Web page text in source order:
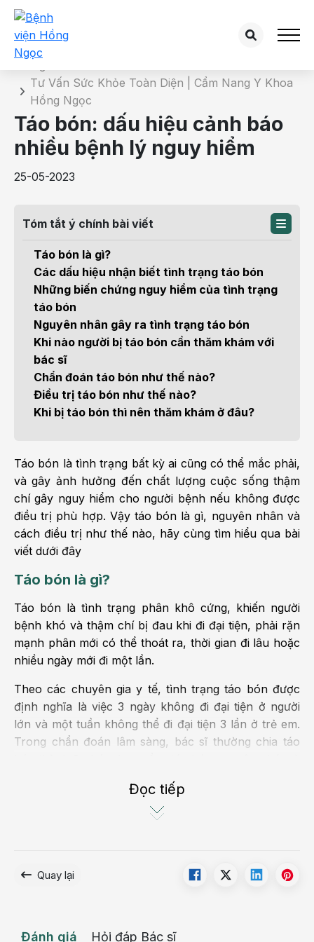
Chi tiết bài tư vấn
Tư Vấn Sức Khỏe Toàn Diện | Cẩm Nang Y Khoa
Hồng Ngọc
Táo bón: dấu hiệu cảnh báo
nhiều bệnh lý nguy hiểm
25-05-2023
Tóm tắt ý chính bài viết
Táo bón là gì?
Các dấu hiệu nhận biết tình trạng táo bón
Những biến chứng nguy hiểm của tình trạng
táo bón
Nguyên nhân gây ra tình trạng táo bón
Khi nào người bị táo bón cần thăm khám với
bác sĩ
Chẩn đoán táo bón như thế nào?
Điều trị táo bón như thế nào?
Khi bị táo bón thì nên thăm khám ở đâu?
Táo bón là tình trạng bất kỳ ai cũng có thể mắc phải,
và gây ảnh hưởng đến chất lượng cuộc sống thậm
chí gây nguy hiểm cho người bệnh nếu không được
điều trị phù hợp. Vậy táo bón là gì, nguyên nhân và
cách điều trị như thế nào, hãy cùng tìm hiểu qua bài
viết dưới đây
Táo bón là gì?
Táo bón là tình trạng phân khô cứng, khiến người
bệnh khó và thậm chí bị đau khi đi đại tiện, phải rặn
mạnh phân mới có thể thoát ra, thời gian đi lâu hoặc
nhiều ngày mới đi một lần.
Theo các chuyên gia y tế, tình trạng táo bón được
định nghĩa là việc 3 ngày không đi đại tiện ở người
lớn và một tuần không thể đi đại tiện 3 lần ở trẻ em.
Trong chẩn đoán lâm sàng, bác sĩ thường chia táo
Tình trạng táo bón thường không nghiêm trọng và
có thể tự khỏi sau một thời gian ngắn khi thay đổi
hoặc bị táo bón kéo dài thì đó có thể là dấu hiệu
nhược cơ thể…và có thể ảnh hưởng đến sức khỏe và
Đọc tiếp
Quay lại
Đánh giá Hỏi đáp Bác sĩ